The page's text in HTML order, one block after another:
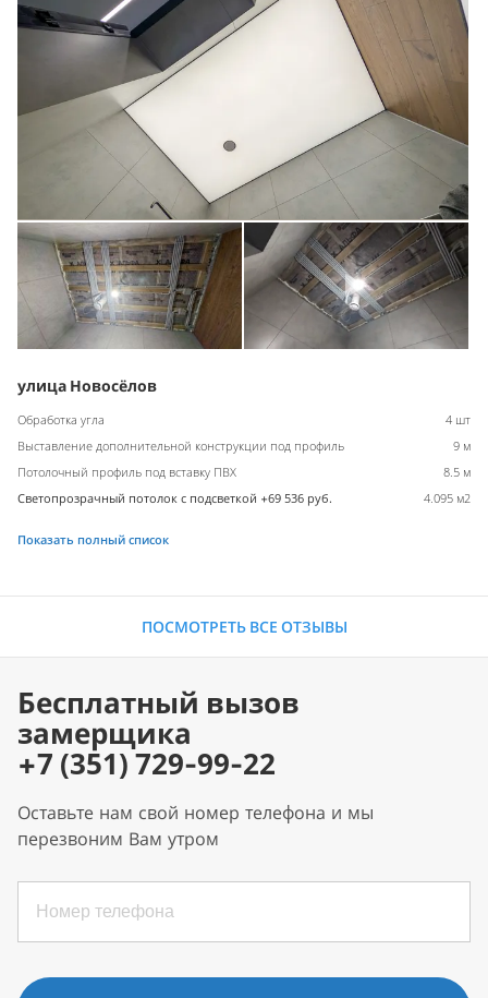
улица Новосёлов
Обработка угла
4 шт
Выставление дополнительной конструкции под профиль
9 м
Потолочный профиль под вставку ПВХ
8.5 м
Светопрозрачный потолок с подсветкой +69 536 руб.
4.095 м2
Показать полный список
ПОСМОТРЕТЬ ВСЕ ОТЗЫВЫ
Бесплатный вызов
замерщика
+7 (351) 729-99-22
Оставьте нам свой номер телефона и мы
перезвоним Вам утром